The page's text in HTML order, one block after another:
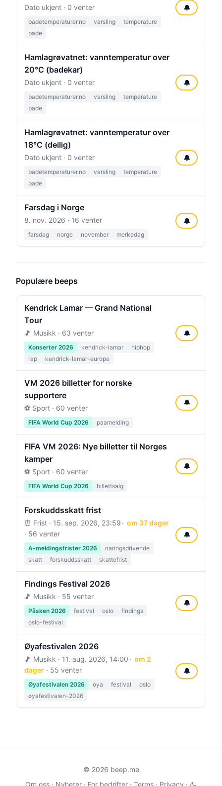
Dato ukjent · 0 venter
badetemperaturer.no varsling
temperature
bade
🔔
Hamlagrøvatnet: vanntemperatur over
20°C (badekar)
Dato ukjent · 0 venter
badetemperaturer.no varsling
temperature
bade
🔔
Hamlagrøvatnet: vanntemperatur over
18°C (deilig)
Dato ukjent · 0 venter
badetemperaturer.no varsling
temperature
bade
🔔
Farsdag i Norge
8. nov. 2026 · 16 venter
farsdag norge november merkedag
🔔
Populære beeps
Kendrick Lamar — Grand National
Tour
🎵 Musikk · 63 venter
Konserter 2026 kendrick-lamar
hiphop
rap
kendrick-lamar-europe
🔔
VM 2026 billetter for norske
supportere
⚽ Sport · 60 venter
FIFA World Cup 2026 paamelding
🔔
FIFA VM 2026: Nye billetter til Norges
kamper
⚽ Sport · 60 venter
FIFA World Cup 2026 billettsalg
🔔
Forskuddsskatt frist
⏰ Frist · 15. sep. 2026, 23:59
om 37 dager
· 56 venter
A-meldingsfrister 2026
naringsdrivende
skatt
forskuddsskatt skattefrist
🔔
Findings Festival 2026
🎵 Musikk · 55 venter
Påsken 2026 festival oslo
findings
oslo-festival
🔔
Øyafestivalen 2026
🎵 Musikk · 11. aug. 2026, 14:00
om 2
dager · 55 venter
Øyafestivalen 2026 oya festival
oslo
øyafestivalen-2026
🔔
© 2026 beep.me
Om oss · Nyheter · For bedrifter · Terms · Privacy ·